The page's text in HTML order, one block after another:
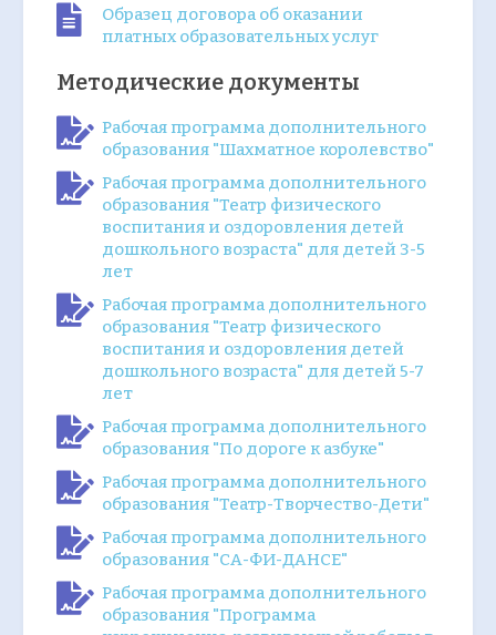
Образец договора об оказании
платных образовательных услуг
Методические документы
Рабочая программа дополнительного
образования "Шахматное королевство"
Рабочая программа дополнительного
образования "Театр физического
воспитания и оздоровления детей
дошкольного возраста" для детей 3-5
лет
Рабочая программа дополнительного
образования "Театр физического
воспитания и оздоровления детей
дошкольного возраста" для детей 5-7
лет
Рабочая программа дополнительного
образования "По дороге к азбуке"
Рабочая программа дополнительного
образования "Театр-Творчество-Дети"
Рабочая программа дополнительного
образования "СА-ФИ-ДАНСЕ"
Рабочая программа дополнительного
образования "Программа